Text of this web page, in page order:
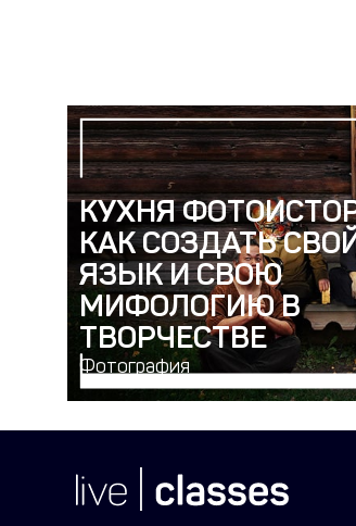
КУХНЯ
КАК СОЗДАТЬ
ЯЗЫК И СВОЮ
МИФОЛОГИЮ В
ТВОРЧЕСТВЕ
Фотография